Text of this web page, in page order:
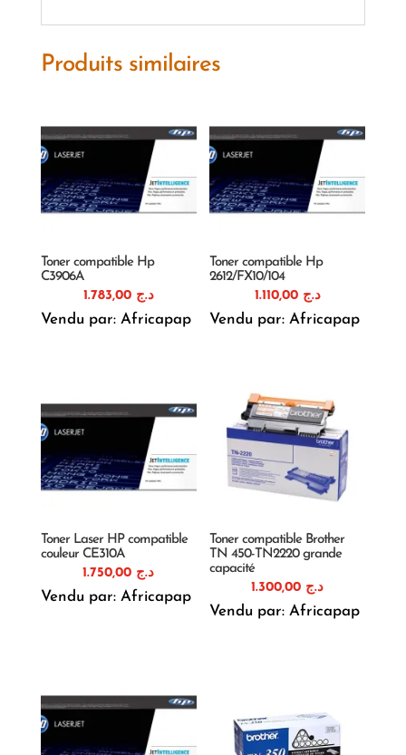
Produits similaires
Toner compatible Hp
C3906A
د.ج 1.783,00
Vendu par: Africapap
Toner compatible Hp
2612/FX10/104
د.ج 1.110,00
Vendu par: Africapap
Toner Laser HP compatible
couleur CE310A
د.ج
Vendu par: Africapap
Toner compatible Brother
TN 450-TN2220 grande
capacité
د.ج
Vendu par: Africapap